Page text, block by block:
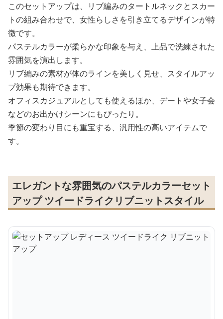
このセットアップは、リブ編みのタートルネックとスカー
トの組み合わせで、女性らしさを引き立てるデザインが特
徴です。
パステルカラーが柔らかな印象を与え、上品で洗練された
雰囲気を演出します。
リブ編みの素材が体のラインを美しく見せ、スタイルアッ
プ効果も期待できます。
オフィスカジュアルとしても使えるほか、デートや女子会
などのお出かけシーンにもぴったり。
季節の変わり目にも重宝する、汎用性の高いアイテムで
す。
エレガントな雰囲気のパステルカラーセット
アップ ツイードライクリブニットスタイル